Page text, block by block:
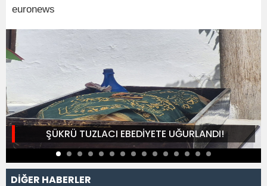
euronews
ŞÜKRÜ TUZLACI EBEDİYETE UĞURLANDI!
DİĞER HABERLER